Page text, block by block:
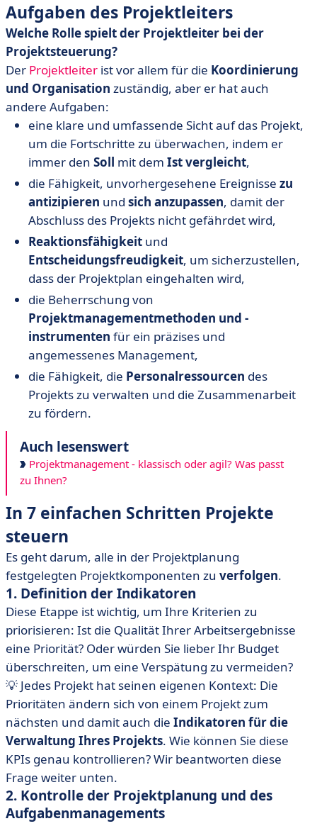
Aufgaben des Projektleiters
Welche Rolle spielt der Projektleiter bei der
Projektsteuerung?
Der Projektleiter ist vor allem für die Koordinierung
und Organisation zuständig, aber er hat auch
andere Aufgaben:
eine klare und umfassende Sicht auf das Projekt,
um die Fortschritte zu überwachen, indem er
immer den Soll mit dem Istvergleicht,
die Fähigkeit, unvorhergesehene Ereignisse zu
antizipieren und sich anzupassen, damit der
Abschluss des Projekts nicht gefährdet wird,
Reaktionsfähigkeit und
Entscheidungsfreudigkeit, um sicherzustellen,
dass der Projektplan eingehalten wird,
die Beherrschung von
Projektmanagementmethoden und -
instrumenten für ein präzises und
angemessenes Management,
die Fähigkeit, die Personalressourcen des
Projekts zu verwalten und die Zusammenarbeit
zu fördern.
Auch lesenswert
Projektmanagement - klassisch oder agil? Was passt
zu Ihnen?
In 7 einfachen Schritten Projekte
steuern
Es geht darum, alle in der Projektplanung
festgelegten Projektkomponenten zu verfolgen.
1. Definition der Indikatoren
Diese Etappe ist wichtig, um Ihre Kriterien zu
priorisieren: Ist die Qualität Ihrer Arbeitsergebnisse
eine Priorität? Oder würden Sie lieber Ihr Budget
überschreiten, um eine Verspätung zu vermeiden?
💡 Jedes Projekt hat seinen eigenen Kontext: Die
Prioritäten ändern sich von einem Projekt zum
nächsten und damit auch die Indikatoren für die
Verwaltung Ihres Projekts. Wie können Sie diese
KPIs genau kontrollieren? Wir beantworten diese
Frage weiter unten.
2. Kontrolle der Projektplanung und des
Aufgabenmanagements